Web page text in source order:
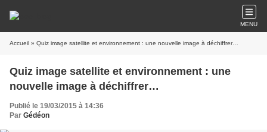
MENU
Accueil » Quiz image satellite et environnement : une nouvelle image à déchiffrer…
Quiz image satellite et environnement : une
nouvelle image à déchiffrer…
Publié le 19/03/2015 à 14:36
Par Gédéon